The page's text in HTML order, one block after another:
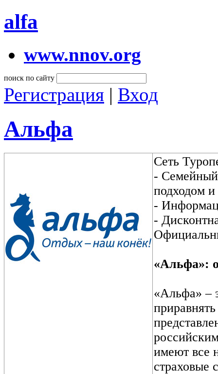
alfa
www.nnov.org
поиск по сайту
Регистрация | Вход
Альфа
Сеть
- Семейный
подходом
-
-
«Альфа»:
«Альфа» –
имеют все
страховые